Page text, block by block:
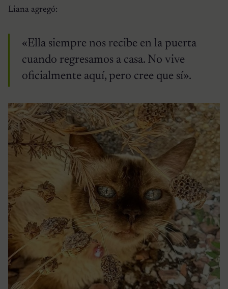
Liana agregó:
«Ella siempre nos recibe en la puerta
cuando regresamos a casa. No vive
oficialmente aquí, pero cree que sí».